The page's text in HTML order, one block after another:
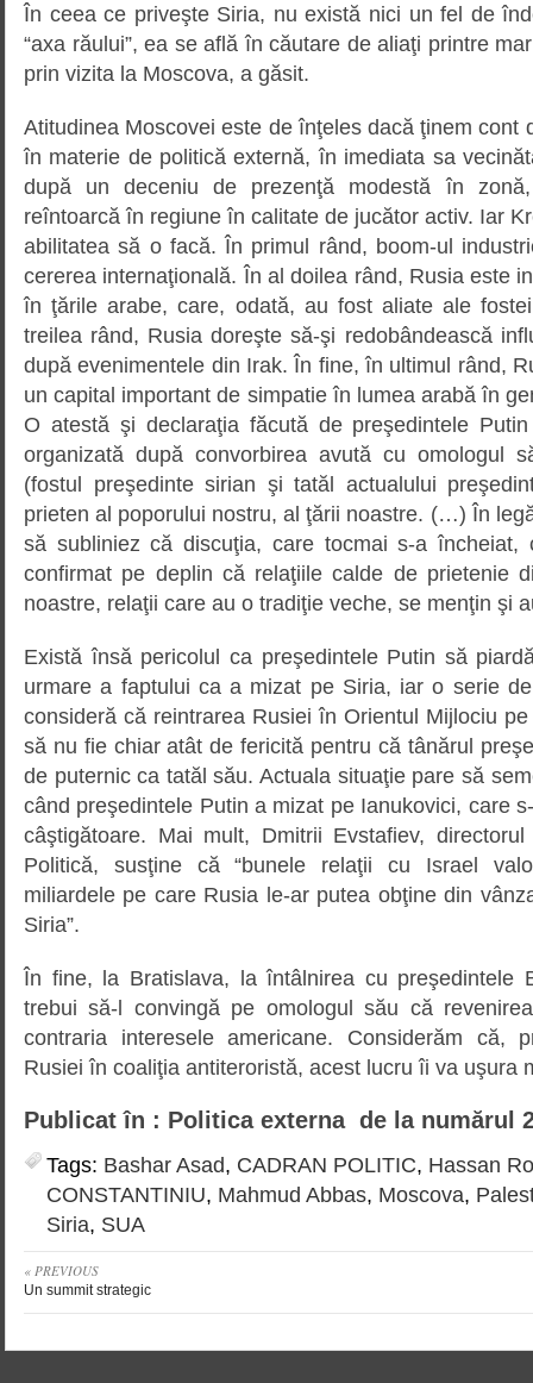
În ceea ce priveşte Siria, nu există nici un fel de
“axa răului”, ea se află în căutare de aliaţi printre
prin vizita la Moscova, a găsit.
Atitudinea Moscovei este de înţeles dacă ţinem cont
în materie de politică externă, în imediata sa
după un deceniu de prezenţă modestă în
reîntoarcă în regiune în calitate de jucător activ. Iar
abilitatea să o facă. În primul rând, boom-ul
cererea internaţională. În al doilea rând, Rusia este
în ţările arabe, care, odată, au fost aliate ale
treilea rând, Rusia doreşte să-şi redobândească
după evenimentele din Irak. În fine, în ultimul rând,
un capital important de simpatie în lumea arabă în
O atestă şi declaraţia făcută de preşedintele
organizată după convorbirea avută cu omologul
(fostul preşedinte sirian şi tatăl actualului
prieten al poporului nostru, al ţării noastre. (…) În
să subliniez că discuţia, care tocmai s-a încheiat,
confirmat pe deplin că relaţiile calde de prietenie
noastre, relaţii care au o tradiţie veche, se menţin şi
Există însă pericolul ca preşedintele Putin să
urmare a faptului ca a mizat pe Siria, iar o serie
consideră că reintrarea Rusiei în Orientul Mijlociu pe
să nu fie chiar atât de fericită pentru că tânărul
de puternic ca tatăl său. Actuala situaţie pare să
când preşedintele Putin a mizat pe Ianukovici, care
câştigătoare. Mai mult, Dmitrii Evstafiev,
Politică, susţine că “bunele relaţii cu Israel
miliardele pe care Rusia le-ar putea obţine din
Siria”.
În fine, la Bratislava, la întâlnirea cu preşedintele
trebui să-l convingă pe omologul său că
contraria interesele americane. Considerăm că,
Rusiei în coaliţia antiteroristă, acest lucru îi va uşura
Publicat în : Politica externa de la numărul
Tags: Bashar Asad, CADRAN POLITIC, Hassan
CONSTANTINIU, Mahmud Abbas, Moscova,
Siria, SUA
« PREVIOUS
Un summit strategic